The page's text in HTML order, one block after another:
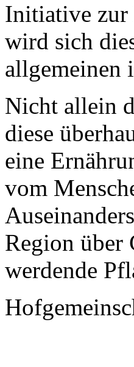
Initiative zur
wird sich
allgemeinen
Nicht allein
diese
eine
vom
Region über
werdende